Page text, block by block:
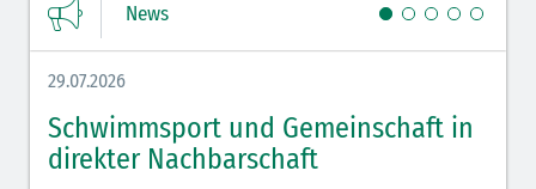
News
29.07.2026
Schwimmsport und Gemeinschaft in
direkter Nachbarschaft